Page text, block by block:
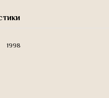
1998